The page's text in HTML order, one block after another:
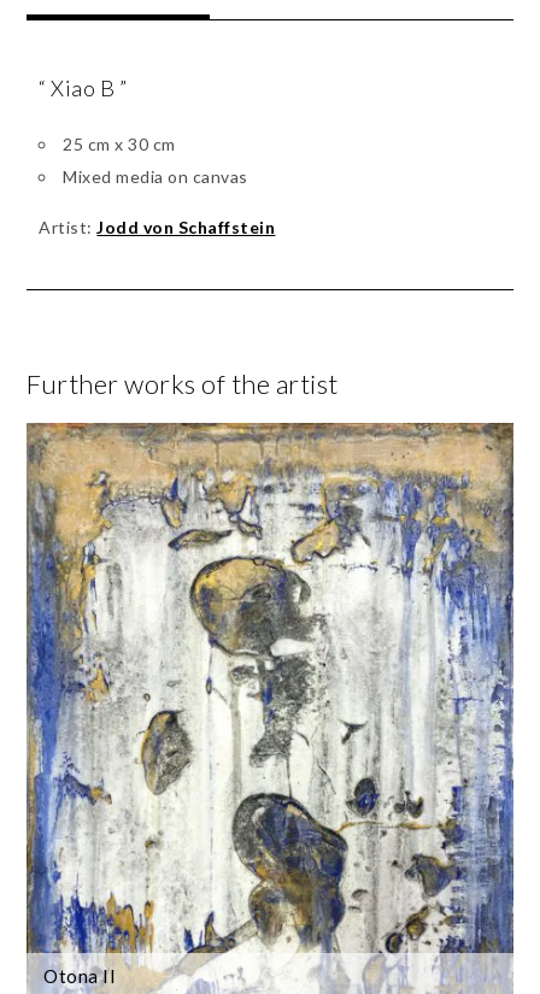
“ Xiao B ”
25 cm x 30 cm
Mixed media on canvas
Artist:Jodd von Schaffstein
Further works of the artist
Otona II